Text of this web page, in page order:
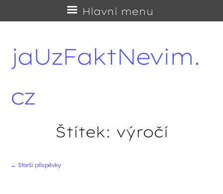
jaUzFaktNevim.
cz
Hlavní menu
na
Štítek: výročí
← Starší příspěvky